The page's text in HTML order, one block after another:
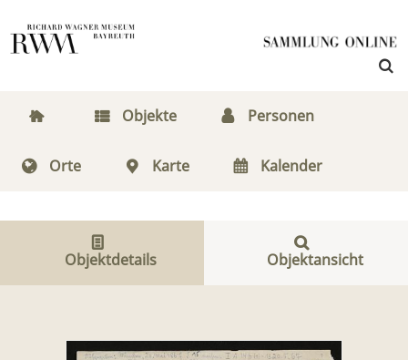
Objekte Personen
Orte Karte Kalender
Objektdetails Objektansicht